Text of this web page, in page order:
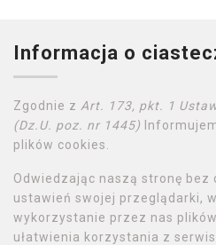
Informacja o
Zgodnie z Art. 173, pkt. 1
(Dz.U. poz. nr 1445)
plików cookies.
Odwiedzając naszą stronę bez
ustawień swojej przeglądarki,
wykorzystanie przez nas
ułatwienia korzystania z